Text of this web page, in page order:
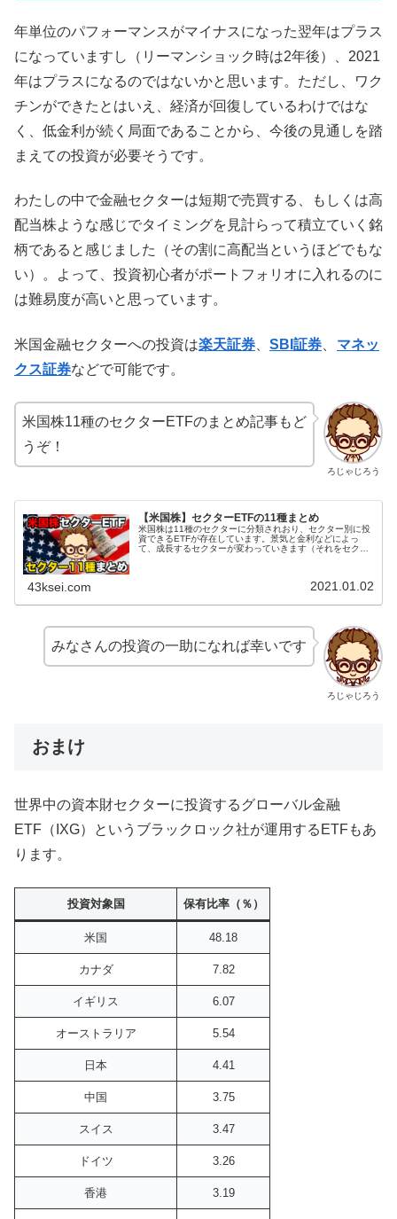
年単位のパフォーマンスがマイナスになった翌年はプラス
になっていますし（リーマンショック時は2年後）、2021
年はプラスになるのではないかと思います。ただし、ワク
チンができたとはいえ、経済が回復しているわけではな
く、低金利が続く局面であることから、今後の見通しを踏
まえての投資が必要そうです。
わたしの中で金融セクターは短期で売買する、もしくは高
配当株ような感じでタイミングを見計らって積立ていく銘
柄であると感じました（その割に高配当というほどでもな
い）。よって、投資初心者がポートフォリオに入れるのに
は難易度が高いと思っています。
米国金融セクターへの投資は楽天証券 SBI証券
マネッ
クス証券などで可能です。
ろじゃじろう
米国株11種のセクターETFのまとめ記事もど
うぞ！
【米国株】セクターETFの11種まとめ
米国株は11種のセクターに分類されおり、セクター別に投
資できるETFが存在しています。景気と金利などによっ
て、成長するセクターが変わっていきます（それをセクタ
43ksei.com 2021.01.02
ろじゃじろう
みなさんの投資の一助になれば幸いです
おまけ
世界中の資本財セクターに投資するグローバル金融
ETF（IXG）というブラックロック社が運用するETFもあ
ります。
投資対象国 保有比率（％）
米国 48.18
カナダ 7.82
イギリス 6.07
オーストラリア 5.54
日本 4.41
中国 3.75
スイス 3.47
ドイツ 3.26
香港 3.19